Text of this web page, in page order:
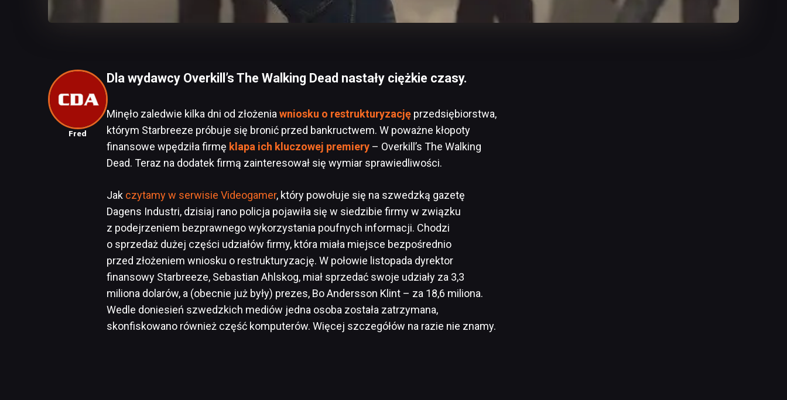
Fred
Dla wydawcy Overkill’s The Walking Dead nastały ciężkie czasy.
Minęło zaledwie kilka dni od złożenia wniosku o restrukturyzację przedsiębiorstwa,
którym Starbreeze próbuje się bronić przed bankructwem. W poważne kłopoty
finansowe wpędziła firmę klapa ich kluczowej premiery – Overkill’s The Walking
Dead. Teraz na dodatek firmą zainteresował się wymiar sprawiedliwości.
Jak czytamy w serwisie Videogamer, który powołuje się na szwedzką gazetę
Dagens Industri, dzisiaj rano policja pojawiła się w siedzibie firmy w związku
z podejrzeniem bezprawnego wykorzystania poufnych informacji. Chodzi
o sprzedaż dużej części udziałów firmy, która miała miejsce bezpośrednio
przed złożeniem wniosku o restrukturyzację. W połowie listopada dyrektor
finansowy Starbreeze, Sebastian Ahlskog, miał sprzedać swoje udziały za 3,3
miliona dolarów, a (obecnie już były) prezes, Bo Andersson Klint – za 18,6 miliona.
Wedle doniesień szwedzkich mediów jedna osoba została zatrzymana,
skonfiskowano również część komputerów. Więcej szczegółów na razie nie znamy.